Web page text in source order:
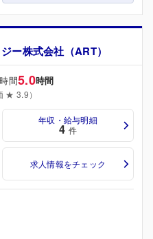
ー株式会社（ART）
間5.0時間
★ 3.9）
年収・給与明細
4 件
求人情報をチェック